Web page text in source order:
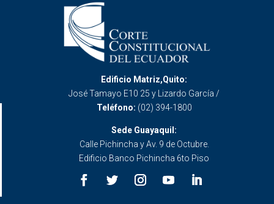
Edificio Matriz,Quito:
José Tamayo E10 25 y Lizardo García /
Teléfono: (02) 394-1800
Sede Guayaquil:
Calle Pichincha y Av. 9 de Octubre.
Edificio Banco Pichincha 6to Piso